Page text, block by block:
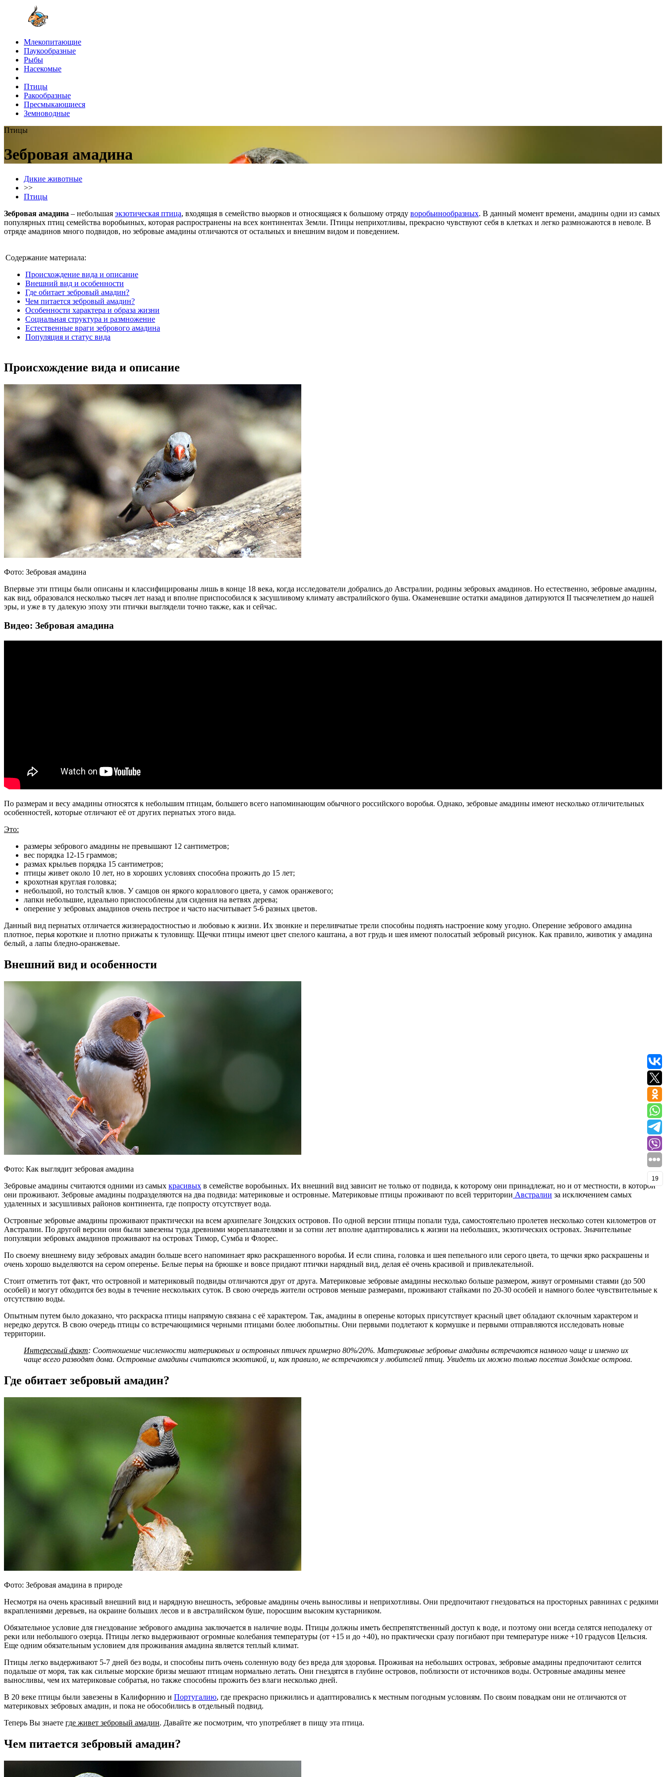
Млекопитающие
Паукообразные
Рыбы
Насекомые
Птицы
Ракообразные
Пресмыкающиеся
Земноводные
Птицы
Зебровая амадина
Дикие животные
>>
Птицы
Зебровая амадина – небольшая экзотическая птица, входящая в семейство вьюрков и относящаяся к большому отряду воробьинообразных. В данный момент времени, амадины одни из самых
популярных птиц семейства воробьиных, которая распространены на всех континентах Земли. Птицы неприхотливы, прекрасно чувствуют себя в клетках и легко размножаются в неволе. В
отряде амадинов много подвидов, но зебровые амадины отличаются от остальных и внешним видом и поведением.
Содержание материала:
Происхождение вида и описание
Внешний вид и особенности
Где обитает зебровый амадин?
Чем питается зебровый амадин?
Особенности характера и образа жизни
Социальная структура и размножение
Естественные враги зебрового амадина
Популяция и статус вида
Происхождение вида и описание
Фото: Зебровая амадина
Впервые эти птицы были описаны и классифицированы лишь в конце 18 века, когда исследователи добрались до Австралии, родины зебровых амадинов. Но естественно, зебровые амадины,
как вид, образовался несколько тысяч лет назад и вполне приспособился к засушливому климату австралийского буша. Окаменевшие остатки амадинов датируются II тысячелетием до нашей
эры, и уже в ту далекую эпоху эти птички выглядели точно также, как и сейчас.
Видео: Зебровая амадина
По размерам и весу амадины относятся к небольшим птицам, большего всего напоминающим обычного российского воробья. Однако, зебровые амадины имеют несколько отличительных
особенностей, которые отличают её от других пернатых этого вида.
Это:
размеры зебрового амадины не превышают 12 сантиметров;
вес порядка 12-15 граммов;
размах крыльев порядка 15 сантиметров;
птицы живет около 10 лет, но в хороших условиях способна прожить до 15 лет;
крохотная круглая головка;
небольшой, но толстый клюв. У самцов он яркого кораллового цвета, у самок оранжевого;
лапки небольшие, идеально приспособлены для сидения на ветвях дерева;
оперение у зебровых амадинов очень пестрое и часто насчитывает 5-6 разных цветов.
Данный вид пернатых отличается жизнерадостностью и любовью к жизни. Их звонкие и переливчатые трели способны поднять настроение кому угодно. Оперение зебрового амадина
плотное, перья короткие и плотно прижаты к туловищу. Щечки птицы имеют цвет спелого каштана, а вот грудь и шея имеют полосатый зебровый рисунок. Как правило, животик у амадина
белый, а лапы бледно-оранжевые.
Внешний вид и особенности
Фото: Как выглядит зебровая амадина
Зебровые амадины считаются одними из самых красивых в семействе воробьиных. Их внешний вид зависит не только от подвида, к которому они принадлежат, но и от местности, в которой
они проживают. Зебровые амадины подразделяются на два подвида: материковые и островные. Материковые птицы проживают по всей территории Австралии за исключением самых
удаленных и засушливых районов континента, где попросту отсутствует вода.
Островные зебровые амадины проживают практически на всем архипелаге Зондских островов. По одной версии птицы попали туда, самостоятельно пролетев несколько сотен километров от
Австралии. По другой версии они были завезены туда древними мореплавателями и за сотни лет вполне адаптировались к жизни на небольших, экзотических островах. Значительные
популяции зебровых амадинов проживают на островах Тимор, Сумба и Флорес.
По своему внешнему виду зебровых амадин больше всего напоминает ярко раскрашенного воробья. И если спина, головка и шея пепельного или серого цвета, то щечки ярко раскрашены и
очень хорошо выделяются на сером оперенье. Белые перья на брюшке и вовсе придают птички нарядный вид, делая её очень красивой и привлекательной.
Стоит отметить тот факт, что островной и материковый подвиды отличаются друг от друга. Материковые зебровые амадины несколько больше размером, живут огромными стаями (до 500
особей) и могут обходится без воды в течение нескольких суток. В свою очередь жители островов меньше размерами, проживают стайками по 20-30 особей и намного более чувствительные к
отсутствию воды.
Опытным путем было доказано, что раскраска птицы напрямую связана с её характером. Так, амадины в оперенье которых присутствует красный цвет обладают склочным характером и
нередко дерутся. В свою очередь птицы со встречающимися черными птицами более любопытны. Они первыми подлетают к кормушке и первыми отправляются исследовать новые
территории.
Интересный факт: Соотношение численности материковых и островных птичек примерно 80%/20%. Материковые зебровые амадины встречаются намного чаще и именно их
чаще всего разводят дома. Островные амадины считаются экзотикой, и, как правило, не встречаются у любителей птиц. Увидеть их можно только посетив Зондские острова.
Где обитает зебровый амадин?
Фото: Зебровая амадина в природе
Несмотря на очень красивый внешний вид и нарядную внешность, зебровые амадины очень выносливы и неприхотливы. Они предпочитают гнездоваться на просторных равнинах с редкими
вкраплениями деревьев, на окраине больших лесов и в австралийском буше, поросшим высоким кустарником.
Обязательное условие для гнездование зебрового амадина заключается в наличие воды. Птицы должны иметь беспрепятственный доступ к воде, и поэтому они всегда селятся неподалеку от
реки или небольшого озерца. Птицы легко выдерживают огромные колебания температуры (от +15 и до +40), но практически сразу погибают при температуре ниже +10 градусов Цельсия.
Еще одним обязательным условием для проживания амадина является теплый климат.
Птицы легко выдерживают 5-7 дней без воды, и способны пить очень соленную воду без вреда для здоровья. Проживая на небольших островах, зебровые амадины предпочитают селится
подальше от моря, так как сильные морские бризы мешают птицам нормально летать. Они гнездятся в глубине островов, поблизости от источников воды. Островные амадины менее
выносливы, чем их материковые собратья, но также способны прожить без влаги несколько дней.
В 20 веке птицы были завезены в Калифорнию и Португалию, где прекрасно прижились и адаптировались к местным погодным условиям. По своим повадкам они не отличаются от
материковых зебровых амадин, и пока не обособились в отдельный подвид.
Теперь Вы знаете где живет зебровый амадин. Давайте же посмотрим, что употребляет в пищу эта птица.
Чем питается зебровый амадин?
19